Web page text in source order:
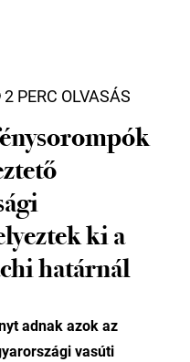
2 PERC OLVASÁS
ki a
határnál
adnak azok az
vasúti